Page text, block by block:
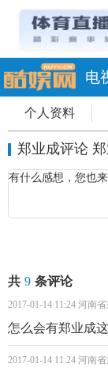
电
个人资料
郑业成评论
共 9 条评论
2017-01-14 11:24 河南
怎么会有郑业成
2017-01-14 11:24 河南